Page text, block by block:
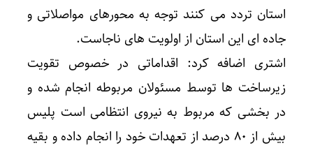
استان تردد می کنند توجه به محورهای مواصلاتی و
جاده ای این استان از اولویت های ناجاست.
اشتری اضافه کرد: اقداماتی در خصوص تقویت
زیرساخت ها توسط مسئولان مربوطه انجام شده و
در بخشی که مربوط به نیروی انتظامی است پلیس
بیش از ۸۰ درصد از تعهدات خود را انجام داده و بقیه